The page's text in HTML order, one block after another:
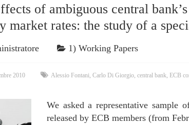
of ambiguous central
market rates: the study of a
1) Working Papers
2010 Alessio Fontani, Carlo Di Giorgio, central bank, ECB
We asked a representative sample
released by ECB members (from